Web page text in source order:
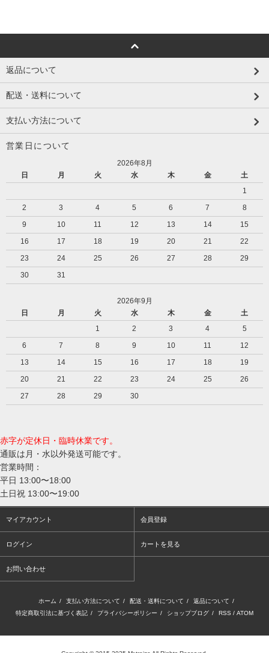
返品について
配送・送料について
支払い方法について
営業日について
2026年8月
日
月 火 水 木 金
土
1
2
3 4 5 6 7
8
9
10 11 12 13 14
15
16
17 18 19 20 21
22
23
24 25 26 27 28
29
30
31
2026年9月
日
月 火 水 木 金
土
1
2 3 4
5
6
7 8 9 10 11
12
13
14 15 16 17 18
19
20
21 22 23 24 25
26
27
28 29 30
赤字が定休日・臨時休業です。
通販は月・水以外発送可能です。
営業時間：
平日 13:00〜18:00
土日祝 13:00〜19:00
マイアカウント 会員登録
ログイン カートを見る
お問い合わせ
ホーム / 支払い方法について / 配送・送料について / 返品について /
特定商取引法に基づく表記 / プライバシーポリシー / ショップブログ / RSS / ATOM